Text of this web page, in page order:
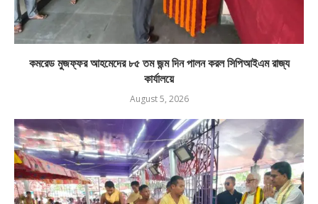
কমরেড মুজফ্ফর আহমেদের ৮৫ তম জন্ম দিন পালন করল সিপিআইএম রাজ্য
কার্যালয়ে
August 5, 2026